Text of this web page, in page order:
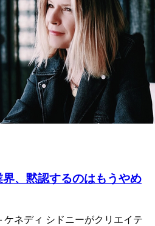
、黙認するのはもうやめ
ケネディ シドニーがクリエイテ